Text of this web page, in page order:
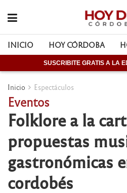
INICIO HOY CÓRDOBA
SUSCRIBITE GRATIS A LA
Inicio Espectáculos
Eventos
Folklore a la
propuestas
gastronómicas
cordobés